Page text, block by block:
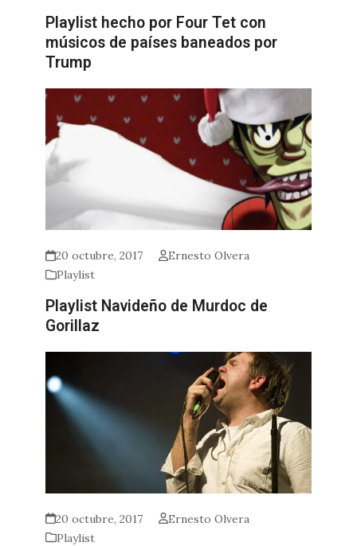
Playlist hecho por Four Tet con
músicos de países baneados por
Trump
20 octubre, 2017
Ernesto Olvera
Playlist
Playlist Navideño de Murdoc de
Gorillaz
20 octubre, 2017
Ernesto Olvera
Playlist